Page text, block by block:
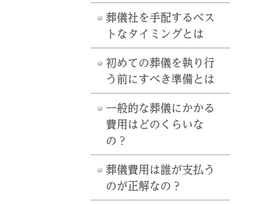
葬儀社を手配するベス
トなタイミングとは
初めての葬儀を執り行
う前にすべき準備とは
一般的な葬儀にかかる
費用はどのくらいな
の？
葬儀費用は誰が支払う
のが正解なの？